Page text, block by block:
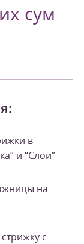
сум
в
и “Слои”
на
с